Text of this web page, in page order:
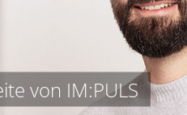
von IM:PULS